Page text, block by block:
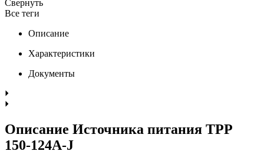
Свернуть
Все теги
Описание
Характеристики
Документы
Описание Источника питания TPP
150-124A-J